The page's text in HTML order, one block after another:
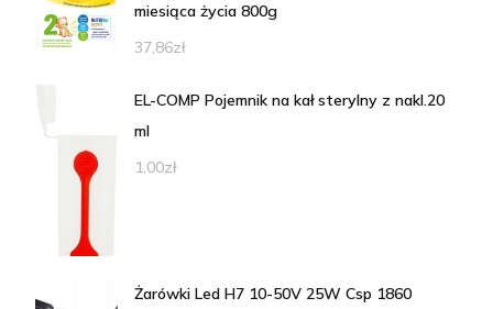
miesiąca życia 800g
37,86zł
EL-COMP Pojemnik na kał sterylny z nakl.20
ml
1,00zł
Żarówki Led H7 10-50V 25W Csp 1860